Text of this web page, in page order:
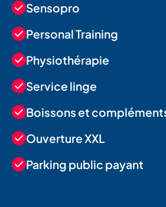
Sensopro
Personal Training
Physiothérapie
Service linge
Boissons et
Ouverture XXL
Parking public payant